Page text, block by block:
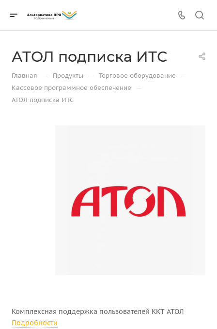
АТОЛ подписка ИТС
Главная — Продукты — Торговое оборудование —
Кассовое программное обеспечение —
АТОЛ подписка ИТС
Комплексная поддержка пользователей ККТ АТОЛ
Подробности